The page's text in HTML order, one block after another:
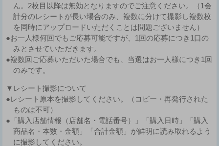
ん。2枚目以降は無効となりますのでご注意ください。（1会
計分のレシートが長い場合のみ、複数に分けて撮影し複数枚
を同時にアップロードいただくことは問題ございません）
●お一人様何回でもご応募可能ですが、1回の応募につき1口の
みとさせていただきます。
●複数回ご応募いただいた場合でも、当選はお一人様につき1回
のみです。
▼レシート撮影について
●レシート原本を撮影してください。（コピー・再発行された
ものは不可）
●「購入店舗情報（店舗名・電話番号）」「購入日時」「購入
商品名・本数・金額」「合計金額」が鮮明に読み取れるよう
に撮影してください。